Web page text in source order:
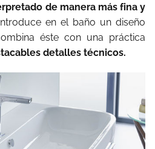
de manera más fina y
en el baño un diseño
éste con una práctica
detalles técnicos.